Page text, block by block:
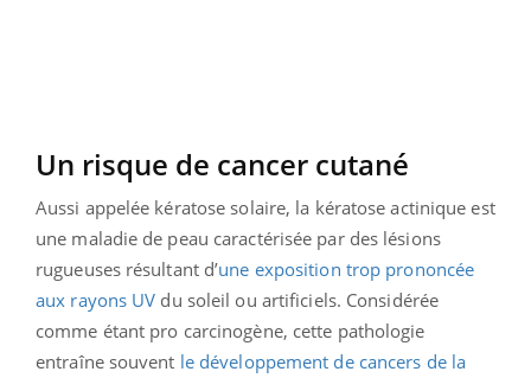
Un risque de cancer cutané
Aussi appelée kératose solaire, la kératose actinique est
une maladie de peau caractérisée par des lésions
rugueuses résultant d’une exposition trop prononcée
aux rayons UV du soleil ou artificiels. Considérée
comme étant pro carcinogène, cette pathologie
entraîne souvent le développement de cancers de la